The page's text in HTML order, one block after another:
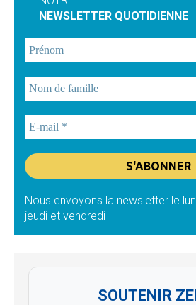
NEWSLETTER QUOTIDIENNE
Nous envoyons la newsletter le
jeudi et vendredi
SOUTENIR